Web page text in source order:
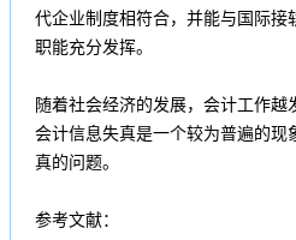
代企业制度相符合，并能与国际
职能充分发挥。
随着社会经济的发展，会计工作
会计信息失真是一个较为普遍的
真的问题。
参考文献：